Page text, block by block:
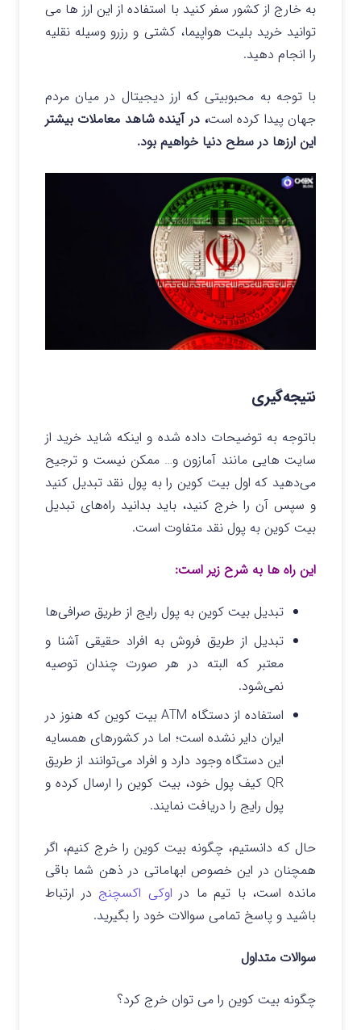
به خارج از کشور سفر کنید با استفاده از این ارز ها می‌
توانید خرید بلیت هواپیما، کشتی و رزرو وسیله نقلیه
را انجام دهید.
با توجه به محبوبیتی که ارز دیجیتال در میان مردم
جهان پیدا کرده است، در آینده شاهد معاملات بیشتر
این ارزها در سطح دنیا خواهیم بود.
نتیجه‌گیری
باتوجه به توضیحات داده شده و اینکه شاید خرید از
سایت‌ هایی مانند آمازون و… ممکن نیست و ترجیح
می‌دهید که اول بیت کوین را به پول نقد تبدیل کنید
و سپس آن را خرج کنید، باید بدانید راه‌های تبدیل
بیت کوین به پول نقد متفاوت است.
این راه ها به شرح زیر است:
تبدیل بیت کوین به پول رایج از طریق صرافی‌ها
تبدیل از طریق فروش به افراد حقیقی آشنا و
معتبر که البته در هر صورت چندان توصیه
نمی‌شود.
استفاده از دستگاه ATM بیت کوین که هنوز در
ایران دایر نشده است؛ اما در کشورهای همسایه
این دستگاه وجود دارد و افراد می‌توانند از طریق
QR کیف پول خود، بیت کوین را ارسال کرده و
پول رایج را دریافت نمایند.
حال که دانستیم، چگونه بیت کوین را خرج کنیم، اگر
همچنان در این خصوص ابهاماتی در ذهن شما باقی
مانده است، با تیم ما در اوکی اکسچنج در ارتباط
باشید و پاسخ تمامی سوالات خود را بگیرید.
سوالات متداول
چگونه بیت کوین را می توان خرج کرد؟